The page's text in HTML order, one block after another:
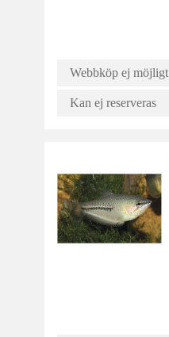
Webbköp ej möjligt
Kan ej reserveras